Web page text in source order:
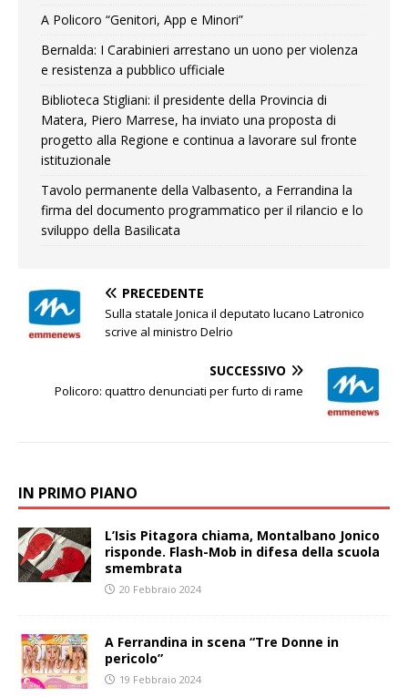
A Policoro “Genitori, App e Minori”
Bernalda: I Carabinieri arrestano un uono per violenza
e resistenza a pubblico ufficiale
Biblioteca Stigliani: il presidente della Provincia di
Matera, Piero Marrese, ha inviato una proposta di
progetto alla Regione e continua a lavorare sul fronte
istituzionale
Tavolo permanente della Valbasento, a Ferrandina la
firma del documento programmatico per il rilancio e lo
sviluppo della Basilicata
PRECEDENTE
Sulla statale Jonica il deputato lucano Latronico
scrive al ministro Delrio
SUCCESSIVO
Policoro: quattro denunciati per furto di rame
IN PRIMO PIANO
L’Isis Pitagora chiama, Montalbano Jonico
risponde. Flash-Mob in difesa della scuola
smembrata
20 Febbraio 2024
A Ferrandina in scena “Tre Donne in
pericolo”
19 Febbraio 2024